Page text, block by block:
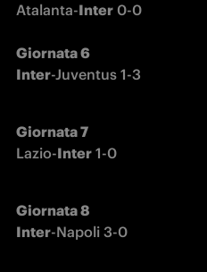
Atalanta-Inter
Giornata 6
Inter-Juventus 1-3
Lazio-Inter 1-0
Giornata 8
Inter-Napoli 3-0